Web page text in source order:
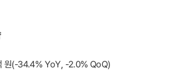
원(-34.4% YoY, -2.0% QoQ)